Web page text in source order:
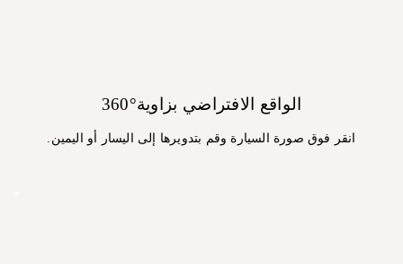
الواقع الافتراضي بزاوية°360
انقر فوق صورة السيارة وقم بتدويرها إلى اليسار أو اليمين.